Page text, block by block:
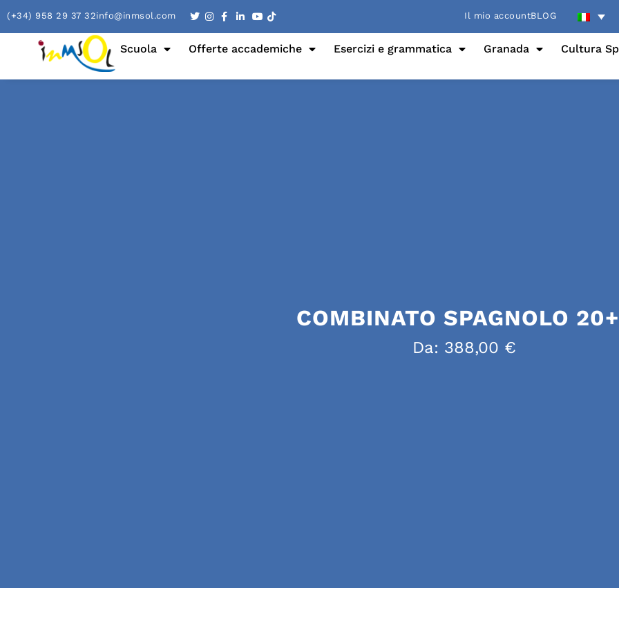
(+34) 958 29 37 32info@inmsol.com Il mio accountBLOG
Scuola Offerte accademiche Esercizi e grammatica Granada Cultura
COMBINATO SPAGNOLO
Da: 388,00 €